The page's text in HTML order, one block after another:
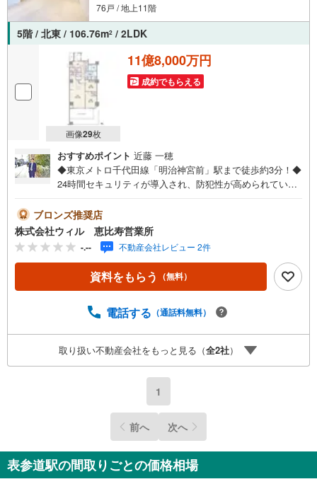
76戸 / 地上11階
5階 / 北東 / 106.76m2 / 2LDK
画像29枚
11億8,000万円
成約でもらえる
おすすめポイント 近藤 一穂
◆東京メトロ千代田線「明治神宮前」駅まで徒歩約3分！◆
24時間セキュリティが導入され、防犯性が高められていま
◆住戸直通のプライベートエレベーター利用可能！◆大切
な家族の一員、ペットと暮らせるマンション（細則有）◆
バルコニーからは明治神宮の豊かな緑が望めます！◆広々
とした約16帖のLDKが魅力のお住まい！◆主寝室はゆった
り約9帖ございます！◆新マンションエアロテック空調シス
テム「床置型エアコン」導入！◆プライベートロッカー付
時間はお電話が繋がりやすくなっております。お気軽にご
りご希望の日時をご記入いただけますとスムーズにご案内
が可能です。**住宅ローン**諸費用込融資や築年数の古い物
件のローンも得意としており、最適な銀行をご提案しま
す。**リフォーム**理想の間取り、テイストを作り上げられ
ます！リフォームプランナーの同行も可能です。
ブロンズ推奨店
株式会社ウィル 恵比寿営業所
-.-- 不動産会社レビュー 2件
資料をもらう （無料）
電話する （通話料無料）
取り扱い不動産会社をもっと見る（全2社）
1
前へ 次へ
表参道駅の間取りごとの価格相場